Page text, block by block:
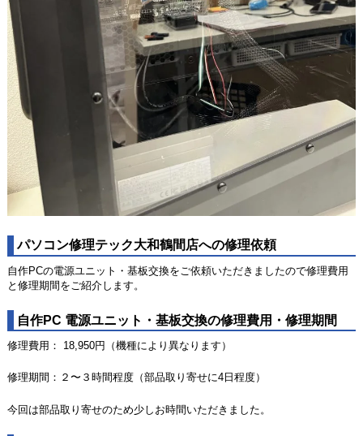
パソコン修理テック大和鶴間店への修理依頼
自作PCの電源ユニット・基板交換をご依頼いただきましたので修理費用
と修理期間をご紹介します。
自作PC 電源ユニット・基板交換の修理費用・修理期間
修理費用： 18,950円（機種により異なります）
修理期間：２〜３時間程度（部品取り寄せに4日程度）
今回は部品取り寄せのため少しお時間いただきました。